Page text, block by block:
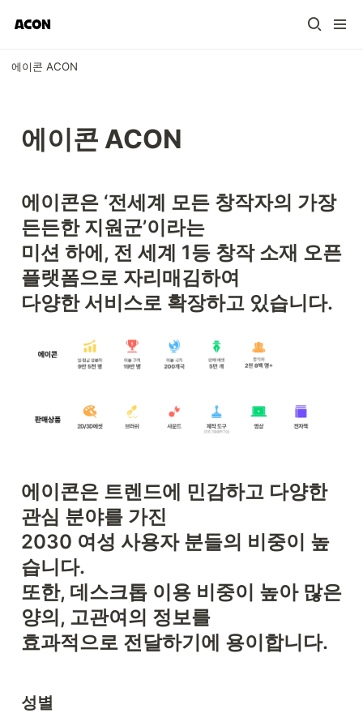
에이콘 ACON
에이콘 ACON
에이콘은 ‘전세계 모든 창작자의 가장
든든한 지원군’이라는
미션 하에, 전 세계 1등 창작 소재 오픈
플랫폼으로 자리매김하여
다양한 서비스로 확장하고 있습니다.
에이콘은 트렌드에 민감하고 다양한
2030 여성 사용자 분들의 비중이 높
습니다.
또한, 데스크톱 이용 비중이 높아 많은
양의, 고관여의 정보를
효과적으로 전달하기에 용이합니다.
성별